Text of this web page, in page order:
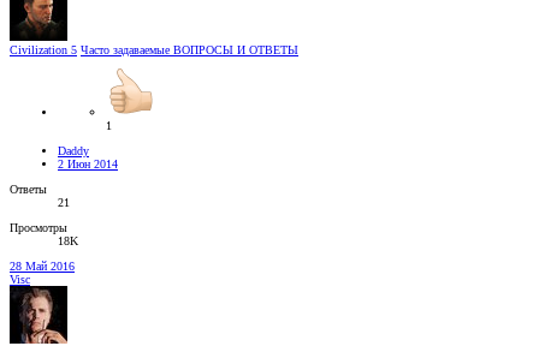
Civilization 5 Часто задаваемые ВОПРОСЫ И ОТВЕТЫ
1
Daddy
2 Июн 2014
Ответы
21
Просмотры
18K
28 Май 2016
Visc